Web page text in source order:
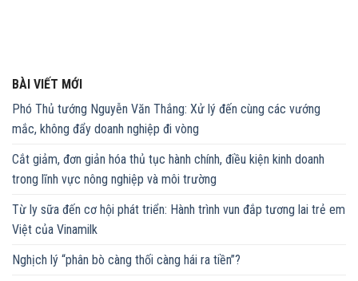
BÀI VIẾT MỚI
Phó Thủ tướng Nguyễn Văn Thắng: Xử lý đến cùng các vướng
mắc, không đẩy doanh nghiệp đi vòng
Cắt giảm, đơn giản hóa thủ tục hành chính, điều kiện kinh doanh
trong lĩnh vực nông nghiệp và môi trường
Từ ly sữa đến cơ hội phát triển: Hành trình vun đắp tương lai trẻ em
Việt của Vinamilk
Nghịch lý “phân bò càng thối càng hái ra tiền”?